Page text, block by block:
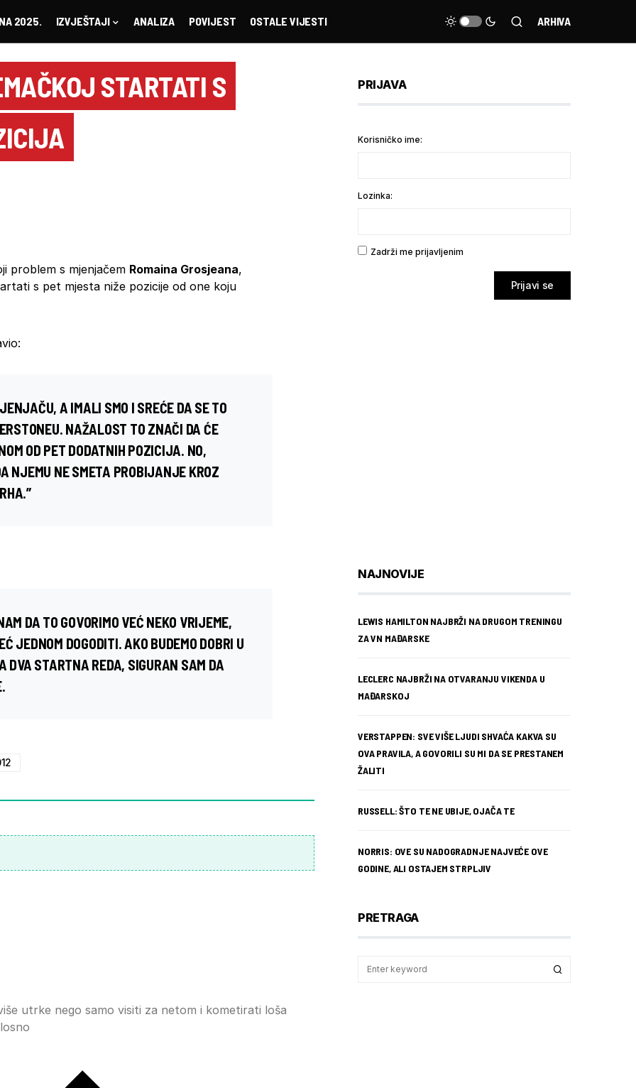
2025. IZVJEŠTAJI ANALIZA POVIJEST OSTALE VIJESTI ARHIVA
STARTATI S
problem s mjenjačem Romaina Grosjeana,
s pet mjesta niže pozicije od one koju
A IMALI SMO I SREĆE DA SE TO
NAŽALOST TO ZNAČI DA ĆE
OD PET DODATNIH POZICIJA. NO,
NJEMU NE SMETA PROBIJANJE KROZ
DA TO GOVORIMO VEĆ NEKO VRIJEME,
JEDNOM DOGODITI. AKO BUDEMO DOBRI U
DVA STARTNA REDA, SIGURAN SAM DA
utrke nego samo visiti za netom i kometirati loša
PRIJAVA
Korisničko ime:
Lozinka:
Zadrži me prijavljenim
Prijavi se
NAJNOVIJE
LEWIS HAMILTON NAJBRŽI NA DRUGOM TRENINGU
ZA VN MAĐARSKE
LECLERC NAJBRŽI NA OTVARANJU VIKENDA U
MAĐARSKOJ
VERSTAPPEN: SVE VIŠE LJUDI SHVAĆA KAKVA SU
OVA PRAVILA, A GOVORILI SU MI DA SE PRESTANEM
ŽALITI
RUSSELL: ŠTO TE NE UBIJE, OJAČA TE
NORRIS: OVE SU NADOGRADNJE NAJVEĆE OVE
GODINE, ALI OSTAJEM STRPLJIV
PRETRAGA